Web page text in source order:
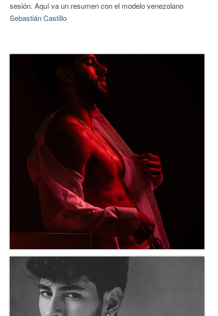
SOBRE LM
sesión. Aquí va un resumen con el modelo venezolano
Sebastián Castillo